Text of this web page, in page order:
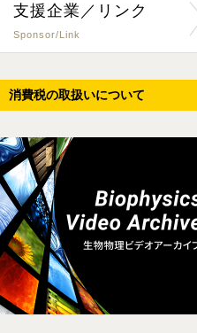
支援企業／リンク
Sponsor/Link
消費税の取扱いについて